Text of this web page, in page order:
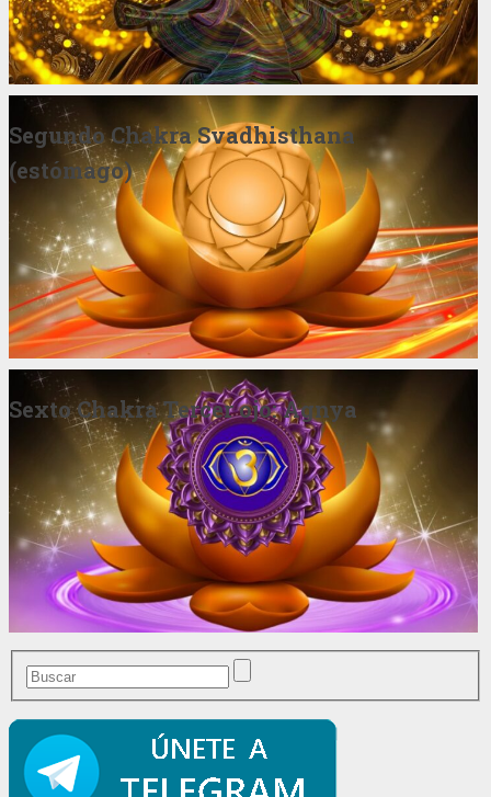
Segundo Chakra Svadhisthana
(estómago)
Sexto Chakra Tercer ojo: Agnya